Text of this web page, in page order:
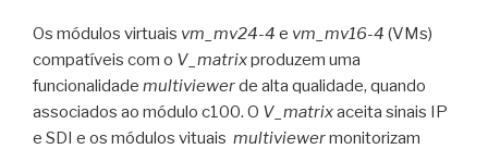
Os módulos virtuais vm_mv24-4 e vm_mv16-4 (VMs)
compatíveis com o V_matrixproduzem uma
funcionalidade multiviewerde alta qualidade, quando
associados ao módulo c100. O V_matrixaceita sinais IP
e SDI e os módulos vituais multiviewermonitorizam